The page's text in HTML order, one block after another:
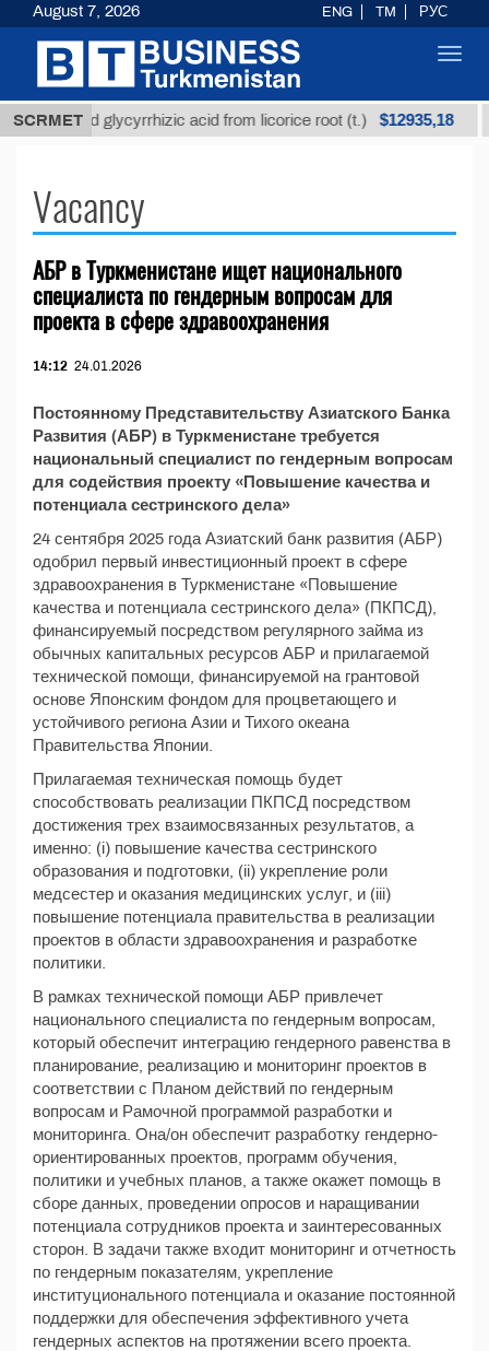
SCRMET
Unrefined glycyrrhizic acid from licorice root (t.) $12935,18
Vacancy
АБР в Туркменистане ищет национального
специалиста по гендерным вопросам для
проекта в сфере здравоохранения
14:12 24.01.2026
Постоянному Представительству Азиатского Банка
Развития (АБР) в Туркменистане требуется
национальный специалист по гендерным вопросам
для содействия проекту «Повышение качества и
потенциала сестринского дела»
24 сентября 2025 года Азиатский банк развития (АБР)
одобрил первый инвестиционный проект в сфере
здравоохранения в Туркменистане «Повышение
качества и потенциала сестринского дела» (ПКПСД),
финансируемый посредством регулярного займа из
обычных капитальных ресурсов АБР и прилагаемой
технической помощи, финансируемой на грантовой
основе Японским фондом для процветающего и
устойчивого региона Азии и Тихого океана
Правительства Японии.
Прилагаемая техническая помощь будет
способствовать реализации ПКПСД посредством
достижения трех взаимосвязанных результатов, а
именно: (i) повышение качества сестринского
образования и подготовки, (ii) укрепление роли
медсестер и оказания медицинских услуг, и (iii)
повышение потенциала правительства в реализации
проектов в области здравоохранения и разработке
политики.
В рамках технической помощи АБР привлечет
национального специалиста по гендерным вопросам,
который обеспечит интеграцию гендерного равенства в
планирование, реализацию и мониторинг проектов в
соответствии с Планом действий по гендерным
вопросам и Рамочной программой разработки и
мониторинга. Она/он обеспечит разработку гендерно-
ориентированных проектов, программ обучения,
политики и учебных планов, а также окажет помощь в
сборе данных, проведении опросов и наращивании
потенциала сотрудников проекта и заинтересованных
сторон. В задачи также входит мониторинг и отчетность
по гендерным показателям, укрепление
институционального потенциала и оказание постоянной
поддержки для обеспечения эффективного учета
гендерных аспектов на протяжении всего проекта.
August 7, 2026 ENG TM РУС